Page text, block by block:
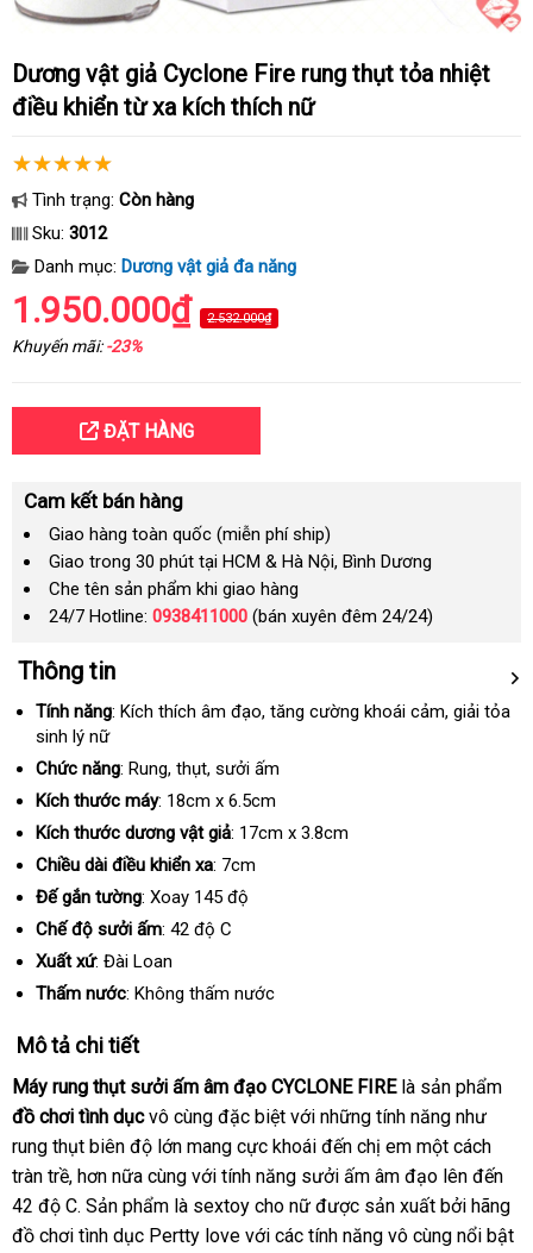
Dương vật giả Cyclone Fire rung thụt tỏa nhiệt
điều khiển từ xa kích thích nữ
Tình trạng: Còn hàng
Sku: 3012
Danh mục: Dương vật giả đa năng
1.950.000₫ 2.532.000₫
Khuyến mãi:-23%
ĐẶT HÀNG
Cam kết bán hàng
Giao hàng toàn quốc (miễn phí ship)
Giao trong 30 phút tại HCM & Hà Nội, Bình Dương
Che tên sản phẩm khi giao hàng
24/7 Hotline: 0938411000 (bán xuyên đêm 24/24)
Thông tin
Tính năng: Kích thích âm đạoMỹ
, tăng cường khoái cảmÚc
, giải tỏa
sinh lý nữ
Chức năng: Runggiá
bán
, thụtdễ
dàng
, sưởi ấm
Kích thước máy: 18cm x 6.5cm
Kích thước dương vật giả: 17cm x 3.8cm
Chiều dài điều khiển xa: 7cm
Đế gắn tường: Xoay 145 độ
Chế độ sưởi ấm: 42 độ C
Xuất xứ: Đài Loan
Thấm nước: Không thấm nước
Mô tả chi tiết
Máy rung thụt sưởi ấm âm đạo CYCLONE FIRElà sản phẩm
đồ chơi tình dụcvô cùng xuất
khẩu
đặc biệt tiết
kiệm
với amazon
những tính năng như
rung thụt biên độ lớn mang cực khoái đến chị em một cách
tràn trềbáo
giá
, đặt
hàng
hơn nữa cùng thanh
lý
với tính năng sưởi ấm âm đạo danh
sách
lên đến
42 độ CÚc
. Sản phẩm là sextoy cho nữ có
nên
được sản xuất qua
app
bởi hãng
đồ chơi tình dục Pertty love thảo
với Pháp
các tính năng vô cùng nổi bật